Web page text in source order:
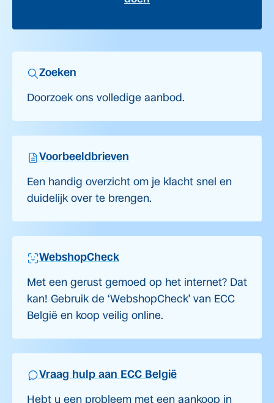
Zoeken
Doorzoek ons volledige aanbod.
Voorbeeldbrieven
Een handig overzicht om je klacht snel en
duidelijk over te brengen.
WebshopCheck
Met een gerust gemoed op het internet? Dat
kan! Gebruik de ‘WebshopCheck’ van ECC
België en koop veilig online.
Vraag hulp aan ECC België
Hebt u een probleem met een aankoop in